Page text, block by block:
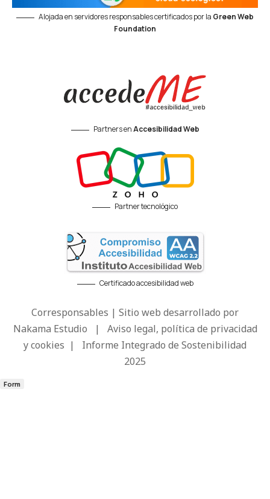
Alojada en servidores responsables certificados por la Green Web
Foundation
Partners enAccesibilidad Web
Partner tecnológico
Certificado accesibilidad web
Corresponsables | Sitio web desarrollado por
Nakama Estudio | Aviso legal, política de privacidad
y cookies | Informe Integrado de Sostenibilidad
2025
Form